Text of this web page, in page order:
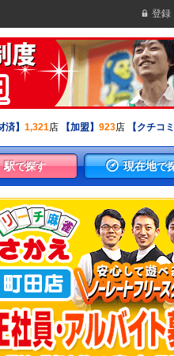
登録
済】 1,321店 【加盟】 923店 【クチコミ
駅で探す 現在地で